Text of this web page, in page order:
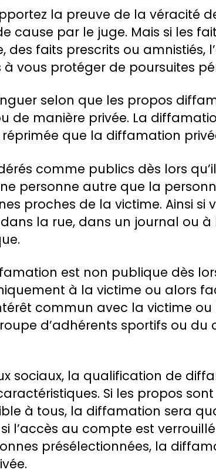
la preuve de la véracité
cause par le juge. Mais si les
des faits prescrits ou amnistiés,
vous protéger de poursuites
selon que les propos
de manière privée. La
que la diffamation
comme publics dès lors
personne autre que la
proches de la victime. Ainsi si
la rue, dans un journal ou à
est non publique dès
à la victime ou alors
commun avec la victime ou
d’adhérents sportifs ou du
sociaux, la qualification de
Si les propos
à tous, la diffamation sera
l’accès au compte est
présélectionnées, la